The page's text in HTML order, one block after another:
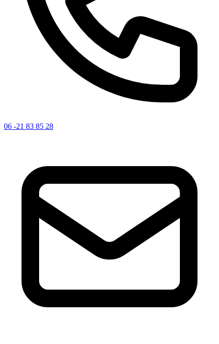
06 -21 83 85 28